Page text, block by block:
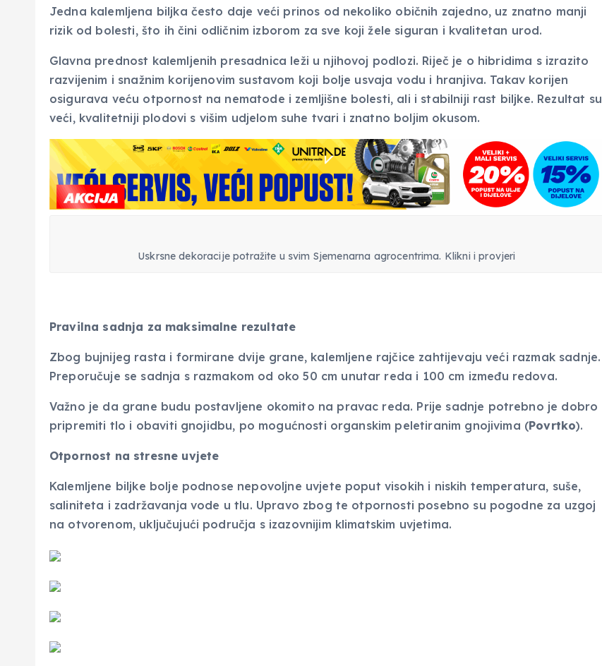
Jedna kalemljena biljka često daje veći prinos od nekoliko običnih zajedno, uz znatno manji
rizik od bolesti, što ih čini odličnim izborom za sve koji žele siguran i kvalitetan urod.
Glavna prednost kalemljenih presadnica leži u njihovoj podlozi. Riječ je o hibridima s izrazito
razvijenim i snažnim korijenovim sustavom koji bolje usvaja vodu i hranjiva. Takav korijen
osigurava veću otpornost na nematode i zemljišne bolesti, ali i stabilniji rast biljke. Rezultat su
veći, kvalitetniji plodovi s višim udjelom suhe tvari i znatno boljim okusom.
Uskrsne dekoracije potražite u svim Sjemenarna agrocentrima. Klikni i provjeri
Pravilna sadnja za maksimalne rezultate
Zbog bujnijeg rasta i formirane dvije grane, kalemljene rajčice zahtijevaju veći razmak sadnje.
Preporučuje se sadnja s razmakom od oko 50 cm unutar reda i 100 cm između redova.
Važno je da grane budu postavljene okomito na pravac reda. Prije sadnje potrebno je dobro
pripremiti tlo i obaviti gnojidbu, po mogućnosti organskim peletiranim gnojivima (Povrtko).
Otpornost na stresne uvjete
Kalemljene biljke bolje podnose nepovoljne uvjete poput visokih i niskih temperatura, suše,
saliniteta i zadržavanja vode u tlu. Upravo zbog te otpornosti posebno su pogodne za uzgoj
na otvorenom, uključujući područja s izazovnijim klimatskim uvjetima.